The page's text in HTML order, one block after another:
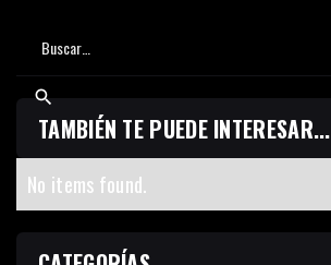
TAMBIÉN TE PUEDE INTERESAR...
No items found.